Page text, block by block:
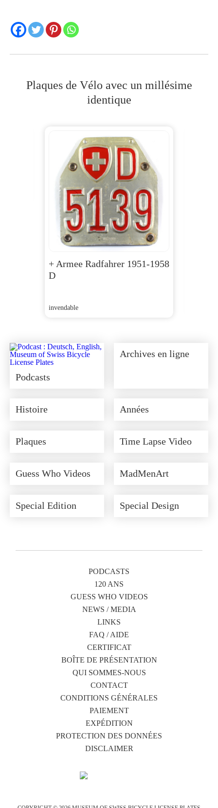
Plaques de Vélo avec un millésime
identique
+ Armee Radfahrer 1951-1958
D
invendable
Podcasts
Archives en ligne
Histoire Années
Plaques Time Lapse Video
Guess Who Videos MadMenArt
Special Edition Special Design
PODCASTS
120 ANS
GUESS WHO VIDEOS
NEWS / MEDIA
LINKS
FAQ / AIDE
CERTIFICAT
BOÎTE DE PRÉSENTATION
QUI SOMMES-NOUS
CONTACT
CONDITIONS GÉNÉRALES
PAIEMENT
EXPÉDITION
PROTECTION DES DONNÉES
DISCLAIMER